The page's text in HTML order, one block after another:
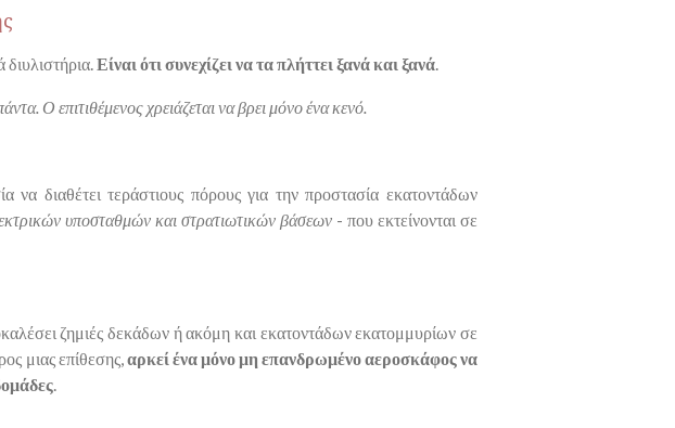
Είναι ότι συνεχίζει να τα πλήττει ξανά και ξανά
Ο επιτιθέμενος χρειάζεται να βρει μόνο ένα κενό.
διαθέτει τεράστιους πόρους για την προστασία εκατοντάδων
υποσταθμών και στρατιωτικών βάσεων - που εκτείνονται σε
ζημιές δεκάδων ή ακόμη και εκατοντάδων εκατομμυρίων σε
μιας επίθεσης, αρκεί ένα μόνο μη επανδρωμένο αεροσκάφος να